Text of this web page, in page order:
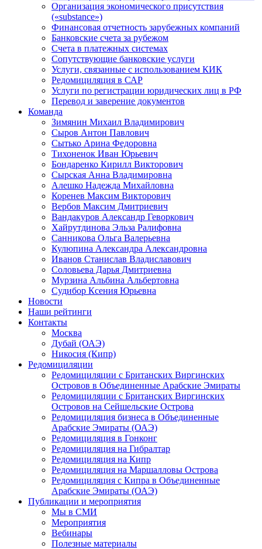
Организация экономического присутствия
(«substance»)
Финансовая отчетность зарубежных компаний
Банковские счета за рубежом
Счета в платежных системах
Сопутствующие банковские услуги
Услуги, связанные с использованием КИК
Редомициляция в САР
Услуги по регистрации юридических лиц в РФ
Перевод и заверение документов
Команда
Зимянин Михаил Владимирович
Сыров Антон Павлович
Сытько Арина Федоровна
Тихоненок Иван Юрьевич
Бондаренко Кирилл Викторович
Сырская Анна Владимировна
Алешко Надежда Михайловна
Коренев Максим Викторович
Вербов Максим Дмитриевич
Вандакуров Александр Геворкович
Хайрутдинова Эльза Ралифовна
Санникова Ольга Валерьевна
Кулюпина Александра Александровна
Иванов Станислав Владиславович
Соловьева Дарья Дмитриевна
Мурзина Альбина Альбертовна
Судибор Ксения Юрьевна
Новости
Наши рейтинги
Контакты
Москва
Дубай (ОАЭ)
Никосия (Кипр)
Редомициляции
Редомициляции с Британских Виргинских
Островов в Объединенные Арабские Эмираты
Редомициляции с Британских Виргинских
Островов на Сейшельские Острова
Редомициляция бизнеса в Объединенные
Арабские Эмираты (ОАЭ)
Редомициляция в Гонконг
Редомициляция на Гибралтар
Редомициляция на Кипр
Редомициляция на Маршалловы Острова
Редомициляция с Кипра в Объединенные
Арабские Эмираты (ОАЭ)
Публикации и мероприятия
Мы в СМИ
Мероприятия
Вебинары
Полезные материалы